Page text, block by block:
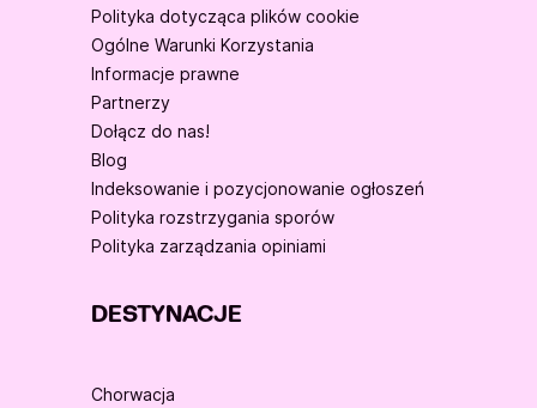
Polityka dotycząca plików cookie
Ogólne Warunki Korzystania
Informacje prawne
Partnerzy
Dołącz do nas!
Blog
Indeksowanie i pozycjonowanie ogłoszeń
Polityka rozstrzygania sporów
Polityka zarządzania opiniami
DESTYNACJE
Chorwacja